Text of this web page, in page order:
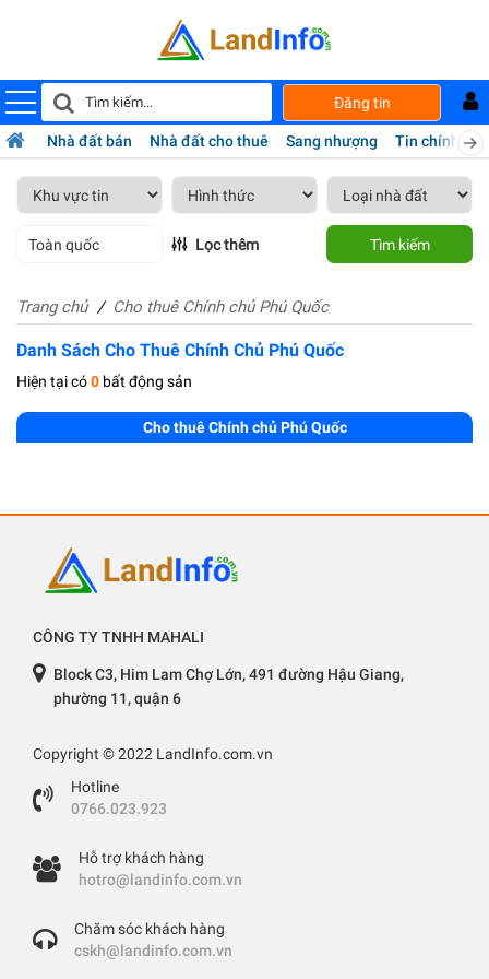
Đăng tin
Nhà đất bán Nhà đất cho thuê Sang nhượng Tin chính chủ
Toàn quốc Lọc thêm Tìm kiếm
Trang chủ Cho thuê Chính chủ Phú Quốc
Danh Sách Cho Thuê Chính Chủ Phú Quốc
Hiện tại có0 bất động sản
Cho thuê Chính chủ Phú Quốc
CÔNG TY TNHH MAHALI
Block C3, Him Lam Chợ Lớn, 491 đường Hậu Giang,
phường 11, quận 6
Copyright © 2022 LandInfo.com.vn
Hotline
0766.023.923
Hỗ trợ khách hàng
hotro@landinfo.com.vn
Chăm sóc khách hàng
cskh@landinfo.com.vn